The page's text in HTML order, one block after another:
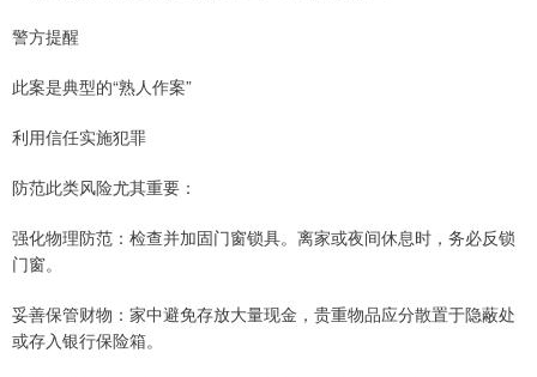
警方提醒
此案是典型的“熟人作案”
利用信任实施犯罪
防范此类风险尤其重要：
强化物理防范：检查并加固门窗锁具。离家或夜间休息时，务必反锁
门窗。
妥善保管财物：家中避免存放大量现金，贵重物品应分散置于隐蔽处
或存入银行保险箱。